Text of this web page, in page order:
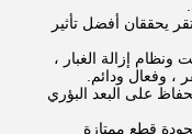
يحققان أفضل تأثير
ونظام إزالة الغبار ،
وفعال ودائم.
على البعد البؤري
قطع ممتازة